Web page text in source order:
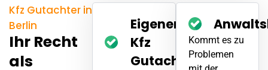
Kfz Gutachter in
Berlin
Ihr Recht
als
Eigener
Kfz
Gutachter
Kommt es zu
Problemen